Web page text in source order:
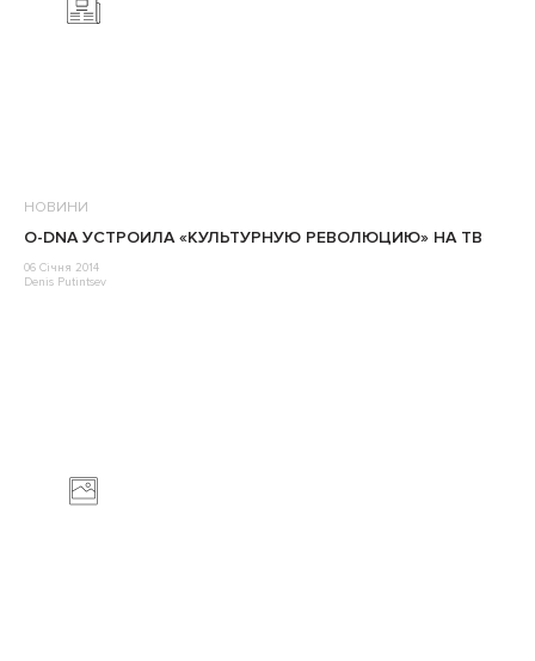
НОВИНИ
O-DNA УСТРОИЛА «КУЛЬТУРНУЮ РЕВОЛЮЦИЮ» НА ТВ
06 Січня 2014
Denis Putintsev